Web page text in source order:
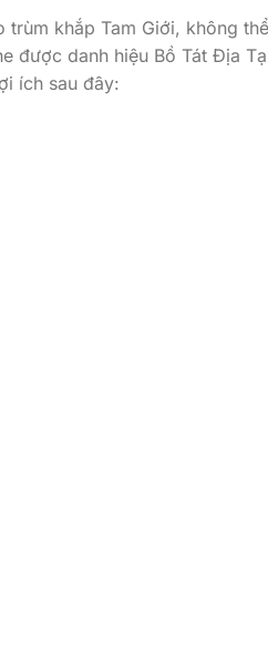
khắp Tam Giới, không
được danh hiệu Bồ Tát Địa
ích sau đây: